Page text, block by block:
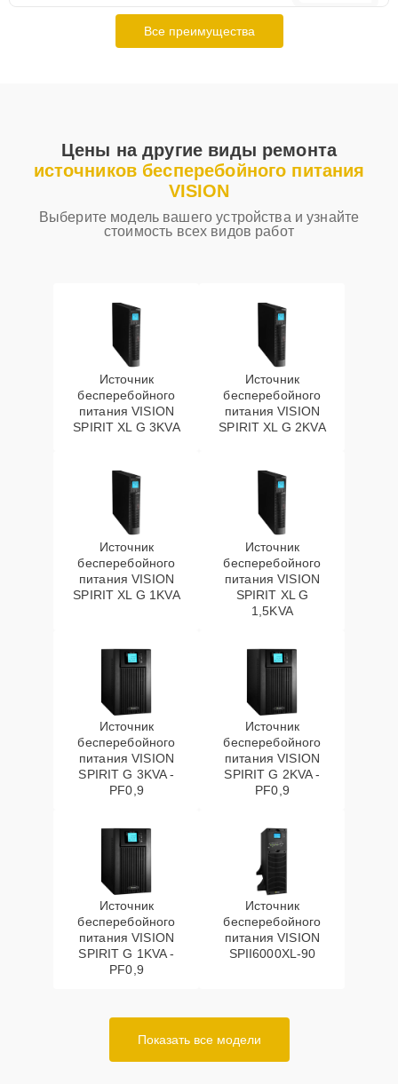
Все преимущества
Цены на другие виды ремонта
источников бесперебойного питания
VISION
Выберите модель вашего устройства и узнайте
стоимость всех видов работ
Источник
бесперебойного
питания VISION
SPIRIT XL G 3KVA
Источник
бесперебойного
питания VISION
SPIRIT XL G 2KVA
Источник
бесперебойного
питания VISION
SPIRIT XL G 1KVA
Источник
бесперебойного
питания VISION
SPIRIT XL G
1,5KVA
Источник
бесперебойного
питания VISION
SPIRIT G 3KVA -
PF0,9
Источник
бесперебойного
питания VISION
SPIRIT G 2KVA -
PF0,9
Источник
бесперебойного
питания VISION
SPIRIT G 1KVA -
PF0,9
Источник
бесперебойного
питания VISION
SPII6000XL-90
Показать все модели